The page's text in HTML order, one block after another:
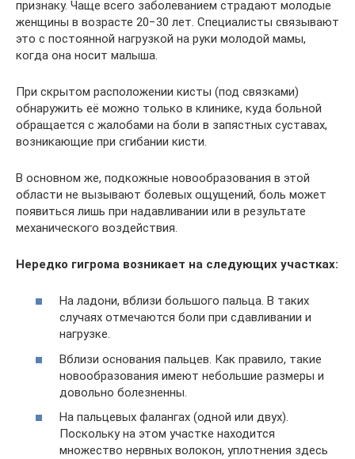
признаку. Чаще всего заболеванием страдают молодые
женщины в возрасте 20−30 лет. Специалисты связывают
это с постоянной нагрузкой на руки молодой мамы,
когда она носит малыша.
При скрытом расположении кисты (под связками)
обнаружить её можно только в клинике, куда больной
обращается с жалобами на боли в запястных суставах,
возникающие при сгибании кисти.
В основном же, подкожные новообразования в этой
области не вызывают болевых ощущений, боль может
появиться лишь при надавливании или в результате
механического воздействия.
Нередко гигрома возникает на следующих участках:
На ладони, вблизи большого пальца. В таких
случаях отмечаются боли при сдавливании и
нагрузке.
Вблизи основания пальцев. Как правило, такие
новообразования имеют небольшие размеры и
довольно болезненны.
На пальцевых фалангах (одной или двух).
Поскольку на этом участке находится
множество нервных волокон, уплотнения здесь